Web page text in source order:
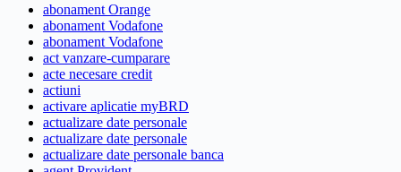
abonament Orange
abonament Vodafone
abonament Vodafone
act vanzare-cumparare
acte necesare credit
actiuni
activare aplicatie myBRD
actualizare date personale
actualizare date personale
actualizare date personale banca